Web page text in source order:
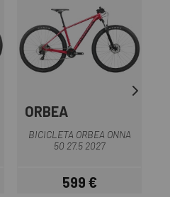
ORBEA
BICICLETA ORBEA ONNA
50 27.5 2027
Precio
599 €